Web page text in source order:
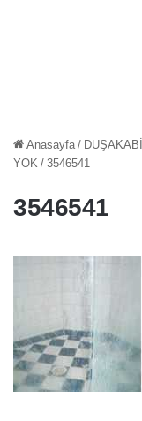
Anasayfa /
YOK / 3546541
3546541